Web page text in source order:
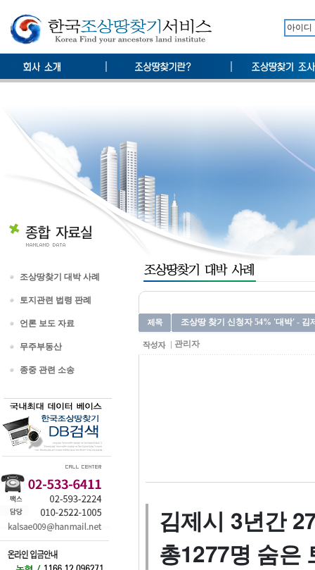
조상땅찾기 대박 사례
토지관련 법령 판례
언론 보도 자료
무주부동산
종중 관련 소송
조상땅 찾기 신청자 54% '대박' - 김
관리자
김제시 3년간
총1277명 숨은